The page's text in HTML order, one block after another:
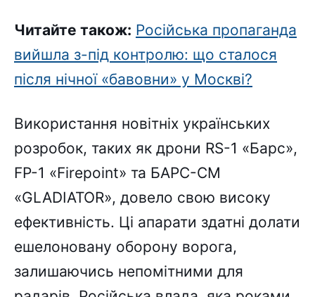
Читайте також: Російська пропаганда
вийшла з-під контролю: що сталося
після нічної «бавовни» у Москві?
Використання новітніх українських
розробок, таких як дрони RS-1 «Барс»,
FP-1 «Firepoint» та БАРС-СМ
«GLADIATOR», довело свою високу
ефективність. Ці апарати здатні долати
ешелоновану оборону ворога,
залишаючись непомітними для